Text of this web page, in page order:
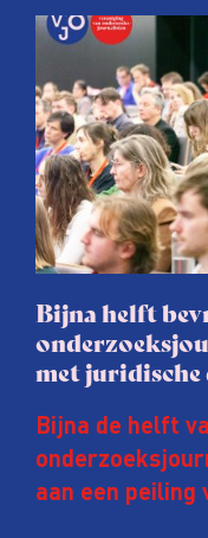
Bijna helft
met
Bijna de helft
aan een peiling